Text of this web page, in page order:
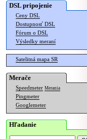
DSL pripojenie
Ceny DSL
Dostupnosť DSL
Fórum o DSL
Výsledky meraní
Satelitná mapa SR
Merače
Speedmeter Merania
Pingmeter
Googlemeter
Hľadanie